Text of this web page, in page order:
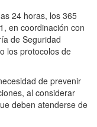
24 horas, los 365
en coordinación con
de Seguridad
los protocolos de
de prevenir
al considerar
deben atenderse de